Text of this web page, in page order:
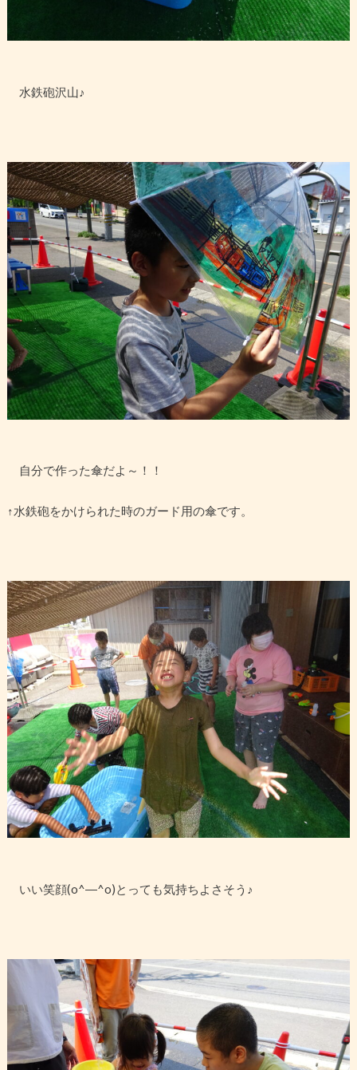
水鉄砲沢山♪
自分で作った傘だよ～！！
↑水鉄砲をかけられた時のガード用の傘です。
いい笑顔(o^―^o)とっても気持ちよさそう♪